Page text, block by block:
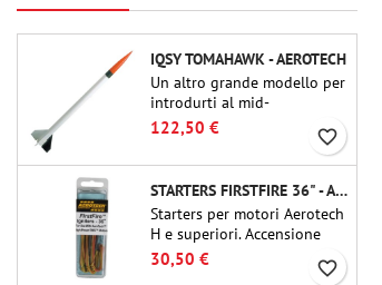
IQSY TOMAHAWK - AEROTECH
Un altro grande modello per
introdurti al mid-
power.Riproduzione in scala
di un famoso razzo-sonda,
dalle dimensioni contenute
e adatto per passare a kit di
livello superiore.
122,50 € favorite_border
STARTERS FIRSTFIRE 36" - AEROTECH
Starters per motori Aerotech
H e superiori. Accensione
affidabile di motori fino a 91
cm di lunghezza.
30,50 € favorite_border